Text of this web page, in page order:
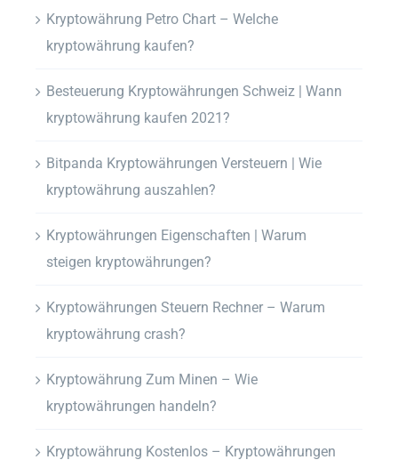
Kryptowährung Petro Chart – Welche
kryptowährung kaufen?
Besteuerung Kryptowährungen Schweiz | Wann
kryptowährung kaufen 2021?
Bitpanda Kryptowährungen Versteuern | Wie
kryptowährung auszahlen?
Kryptowährungen Eigenschaften | Warum
steigen kryptowährungen?
Kryptowährungen Steuern Rechner – Warum
kryptowährung crash?
Kryptowährung Zum Minen – Wie
kryptowährungen handeln?
Kryptowährung Kostenlos – Kryptowährungen